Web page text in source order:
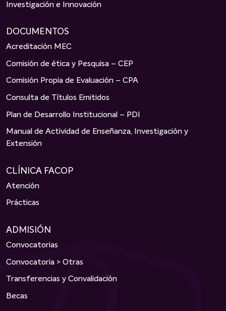
Investigación e Innovación
DOCUMENTOS
Acreditación MEC
Comisión de ética y Pesquisa – CEP
Comisión Propia de Evaluación – CPA
Consulta de Títulos Emitidos
Plan de Desarrollo Institucional – PDI
Manual de Actividad de Enseñanza, Investigación y
Extensión
CLÍNICA FACOP
Atención
Prácticas
ADMISIÓN
Convocatorias
Convocatoria > Otras
Transferencias y Convalidación
Becas